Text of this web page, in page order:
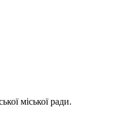
міської ради.